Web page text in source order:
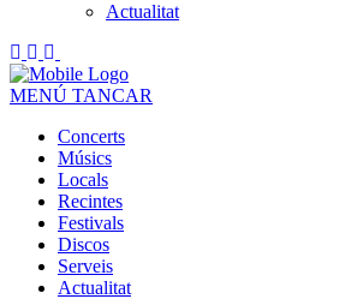
Actualitat
MENÚ TANCAR
Concerts
Músics
Locals
Recintes
Festivals
Discos
Serveis
Actualitat